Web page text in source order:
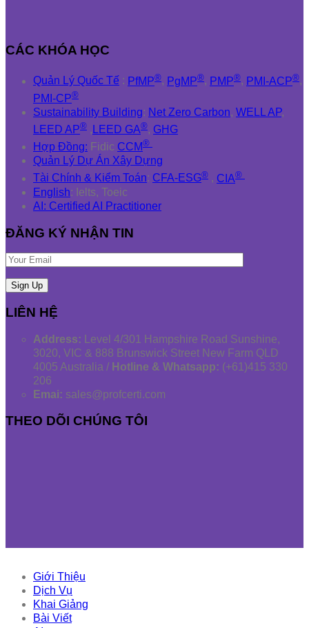
CÁC KHÓA HỌC
Quản Lý Quốc Tế : PfMP®, PgMP®, PMP®, PMI-ACP®,
PMI-CP®
Sustainability Building: Net Zero Carbon, WELL AP,
LEED AP® , LEED GA®, GHG
Hợp Đồng: Fidic CCM®
Quản Lý Dự Án Xây Dựng
Tài Chính & Kiểm Toán: CFA-ESG® , CIA®
English: Ielts, Toeic
AI: Certified AI Practitioner
ĐĂNG KÝ NHẬN TIN
LIÊN HỆ
Address: Level 4/301 Hampshire Road Sunshine,
3020, VIC & 888 Brunswick Street New Farm QLD
4005 Australia / Hotline & Whatsapp: (+61)415 330
206
Emai: sales@profcerti.com
THEO DÕI CHÚNG TÔI
Giới Thiệu
Dịch Vụ
Khai Giảng
Bài Viết